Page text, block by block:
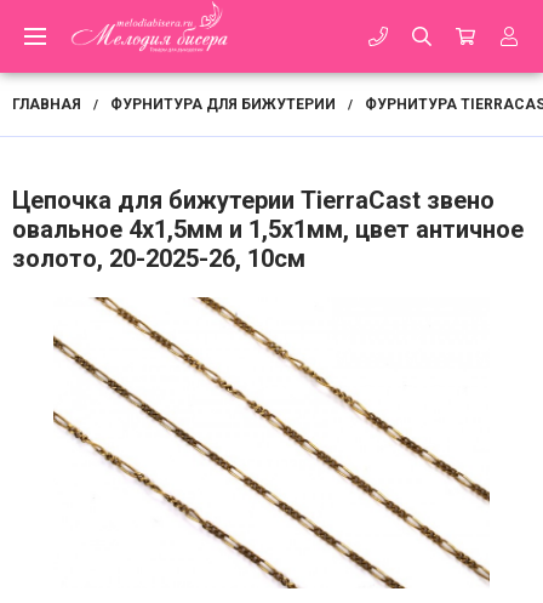
ГЛАВНАЯ / ФУРНИТУРА ДЛЯ БИЖУТЕРИИ / ФУРНИТУРА
Цепочка для бижутерии TierraCast звено
овальное 4х1,5мм и 1,5х1мм, цвет античное
золото, 20-2025-26, 10см